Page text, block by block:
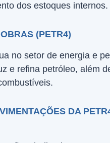
dos estoques internos.
(PETR4)
no setor de energia e
e refina petróleo, além
DA